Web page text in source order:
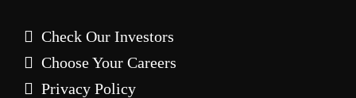
Check Our Investors
Choose Your Careers
Privacy Policy